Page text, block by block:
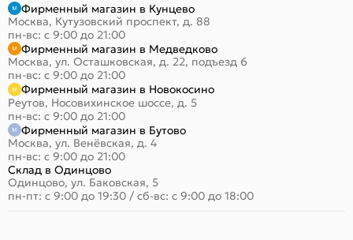
Фирменный магазин в Кунцево
Москва, Кутузовский проспект, д. 88
пн-вс: с 9:00 до 21:00
Фирменный магазин в Медведково
Москва, ул. Осташковская, д. 22, подъезд 6
пн-вс: с 9:00 до 21:00
Фирменный магазин в Новокосино
Реутов, Носовихинское шоссе, д. 5
пн-вс: с 9:00 до 21:00
Фирменный магазин в Бутово
Москва, ул. Венёвская, д. 4
пн-вс: с 9:00 до 21:00
Склад в Одинцово
Одинцово, ул. Баковская, 5
пн-пт: с 9:00 до 19:30 / сб-вс: с 9:00 до 18:00